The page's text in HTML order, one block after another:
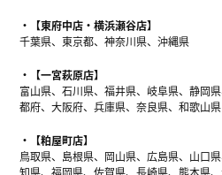
【東府中店・横浜瀬谷店】
千葉県、東京都、神奈川県、沖縄県
【一宮萩原店】
富山県、石川県、福井県、岐阜県、静岡
都府、大阪府、兵庫県、奈良県、和歌山県
【粕屋町店】
鳥取県、島根県、岡山県、広島県、山口
知県、福岡県、佐賀県、長崎県、熊本県